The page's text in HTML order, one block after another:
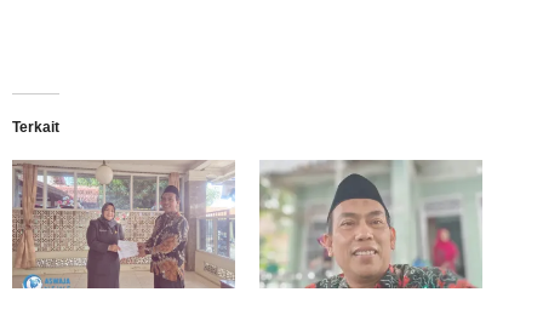
Terkait